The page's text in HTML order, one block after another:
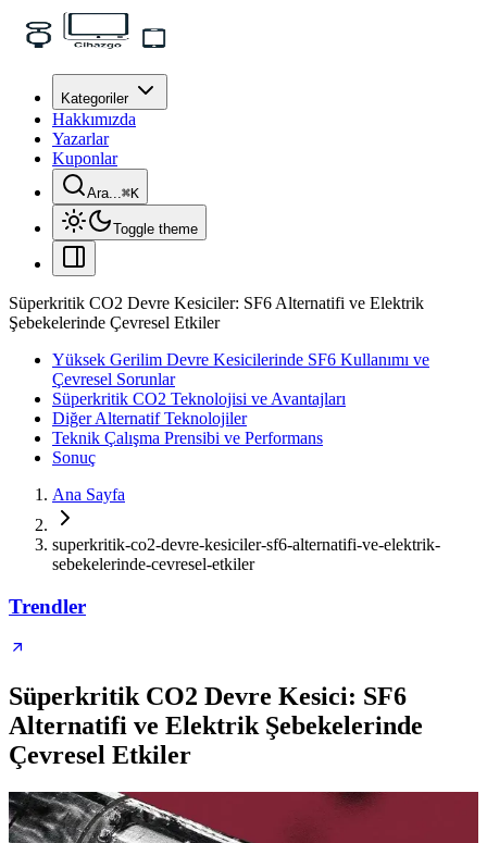
Kategoriler
Hakkımızda
Yazarlar
Kuponlar
Ara...⌘K
Toggle theme
Süperkritik CO2 Devre Kesiciler: SF6 Alternatifi ve Elektrik
Şebekelerinde Çevresel Etkiler
Yüksek Gerilim Devre Kesicilerinde SF6 Kullanımı ve
Çevresel Sorunlar
Süperkritik CO2 Teknolojisi ve Avantajları
Diğer Alternatif Teknolojiler
Teknik Çalışma Prensibi ve Performans
Sonuç
Ana Sayfa
superkritik-co2-devre-kesiciler-sf6-alternatifi-ve-elektrik-
sebekelerinde-cevresel-etkiler
Trendler
Süperkritik CO2 Devre Kesici: SF6
Alternatifi ve Elektrik Şebekelerinde
Çevresel Etkiler